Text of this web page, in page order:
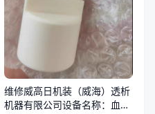
维修威高日机装（威海）透析
机器有限公司设备名称：血液